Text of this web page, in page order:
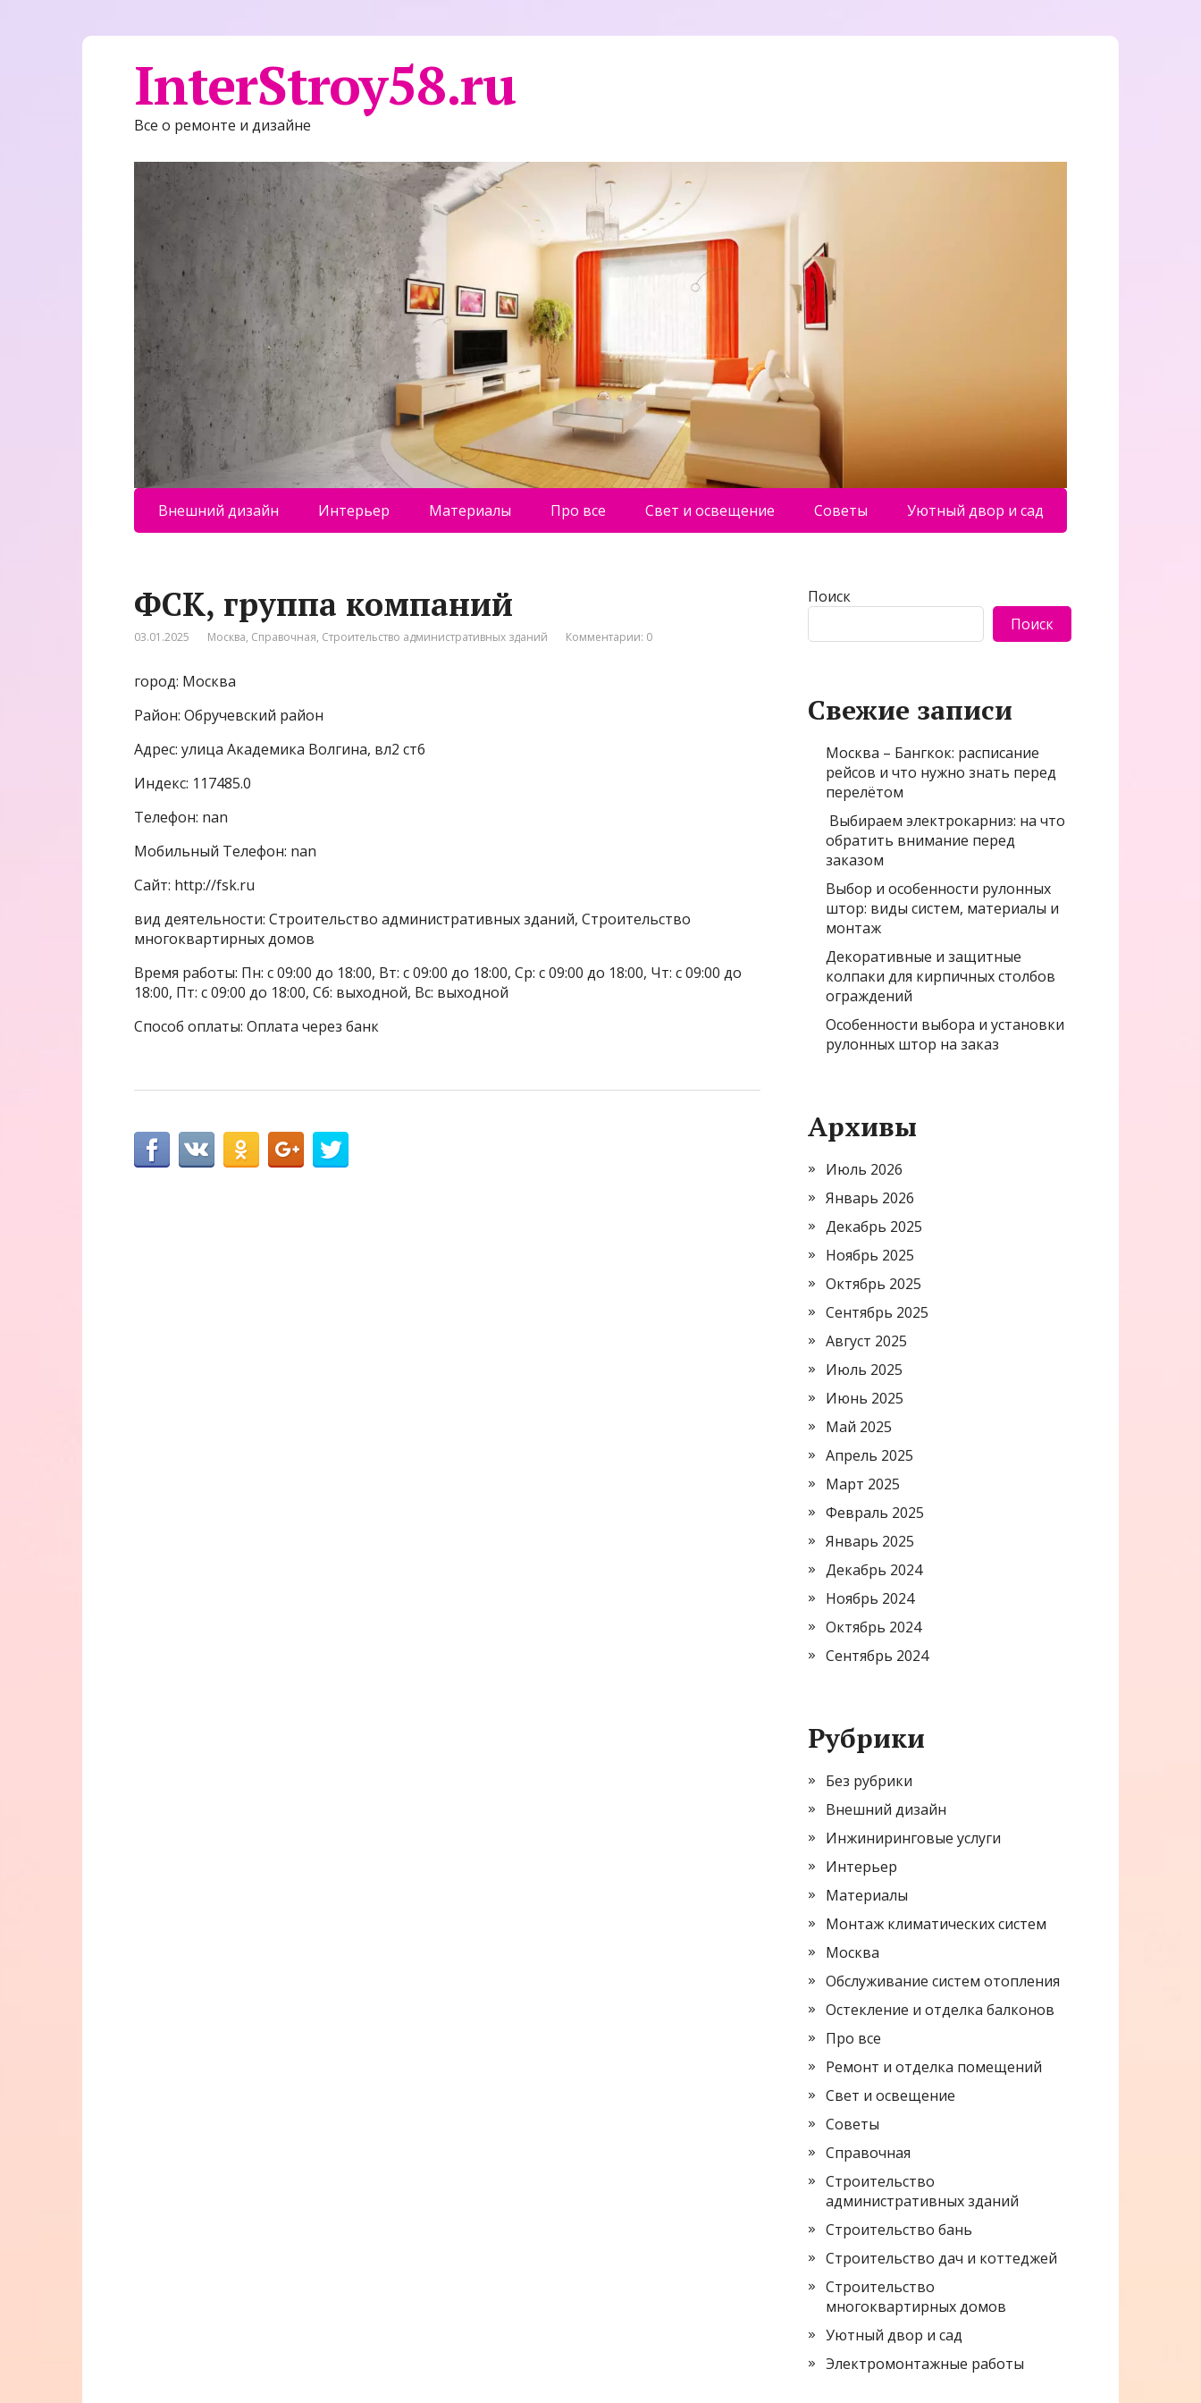
InterStroy58.ru
Все о ремонте и дизайне
Внешний дизайн Интерьер Материалы Про все Свет и освещение Советы Уютный двор и сад
ФСК, группа компаний
03.01.2025 Москва, Справочная, Строительство административных зданий Комментарии: 0
город: Москва
Район: Обручевский район
Адрес: улица Академика Волгина, вл2 ст6
Индекс: 117485.0
Телефон: nan
Мобильный Телефон: nan
Сайт: http://fsk.ru
вид деятельности: Строительство административных зданий, Строительство
многоквартирных домов
Время работы: Пн: с 09:00 до 18:00, Вт: с 09:00 до 18:00, Ср: с 09:00 до 18:00, Чт: с 09:00 до
18:00, Пт: с 09:00 до 18:00, Сб: выходной, Вс: выходной
Способ оплаты: Оплата через банк
Поиск
Поиск
Свежие записи
Москва – Бангкок: расписание
рейсов и что нужно знать перед
перелётом
Выбираем электрокарниз: на что
обратить внимание перед
заказом
Выбор и особенности рулонных
штор: виды систем, материалы и
монтаж
Декоративные и защитные
колпаки для кирпичных столбов
ограждений
Особенности выбора и установки
рулонных штор на заказ
Архивы
Июль 2026
Январь 2026
Декабрь 2025
Ноябрь 2025
Октябрь 2025
Сентябрь 2025
Август 2025
Июль 2025
Июнь 2025
Май 2025
Апрель 2025
Март 2025
Февраль 2025
Январь 2025
Декабрь 2024
Ноябрь 2024
Октябрь 2024
Сентябрь 2024
Рубрики
Без рубрики
Внешний дизайн
Инжиниринговые услуги
Интерьер
Материалы
Монтаж климатических систем
Москва
Обслуживание систем отопления
Остекление и отделка балконов
Про все
Ремонт и отделка помещений
Свет и освещение
Советы
Справочная
Строительство
административных зданий
Строительство бань
Строительство дач и коттеджей
Строительство
многоквартирных домов
Уютный двор и сад
Электромонтажные работы